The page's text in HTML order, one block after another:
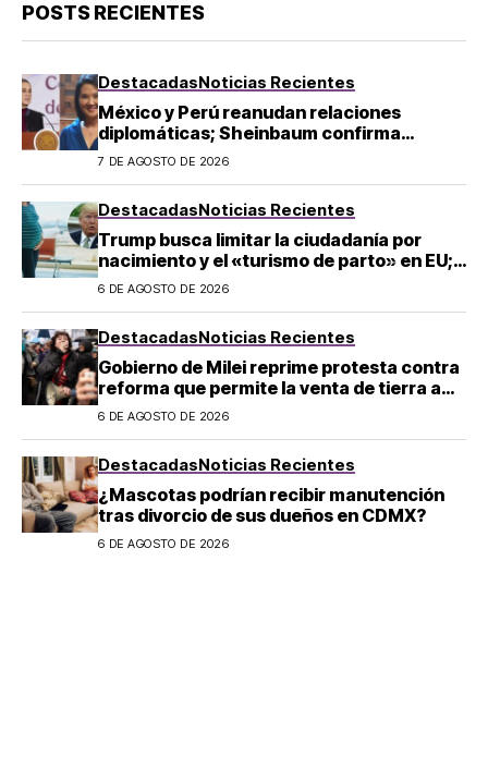
POSTS RECIENTES
DestacadasNoticias Recientes
México y Perú reanudan relaciones
diplomáticas; Sheinbaum confirma
llegada de Betssy Chávez al país
7 DE AGOSTO DE 2026
DestacadasNoticias Recientes
Trump busca limitar la ciudadanía por
nacimiento y el «turismo de parto» en EU;
¿a quién afecta?
6 DE AGOSTO DE 2026
DestacadasNoticias Recientes
Gobierno de Milei reprime protesta contra
reforma que permite la venta de tierra a
extranjeros en Argentina
6 DE AGOSTO DE 2026
DestacadasNoticias Recientes
¿Mascotas podrían recibir manutención
tras divorcio de sus dueños en CDMX?
6 DE AGOSTO DE 2026